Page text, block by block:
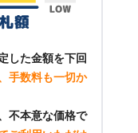
した金額を下回
手数料も一切か
不本意な価格で